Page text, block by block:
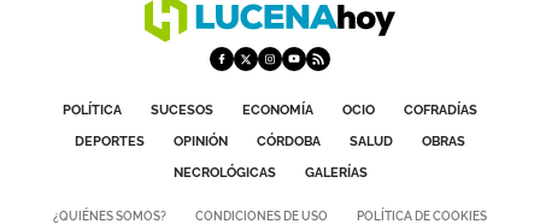
POLÍTICA SUCESOS ECONOMÍA OCIO
COFRADÍAS
DEPORTES
OPINIÓN CÓRDOBA SALUD
OBRAS
NECROLÓGICAS
GALERÍAS
¿QUIÉNES SOMOS? CONDICIONES DE USO POLÍTICA DE COOKIES